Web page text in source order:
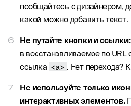
пообщайтесь с дизайнером,
какой можно добавить текст.
Не путайте кнопки и ссылки:
в восстанавливаемое по URL
ссылка <a> . Нет перехода?
Не используйте только
интерактивных элементов.